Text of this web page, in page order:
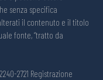
senza specifica
il contenuto e il titolo
fonte, “tratto da
2721 Registrazione